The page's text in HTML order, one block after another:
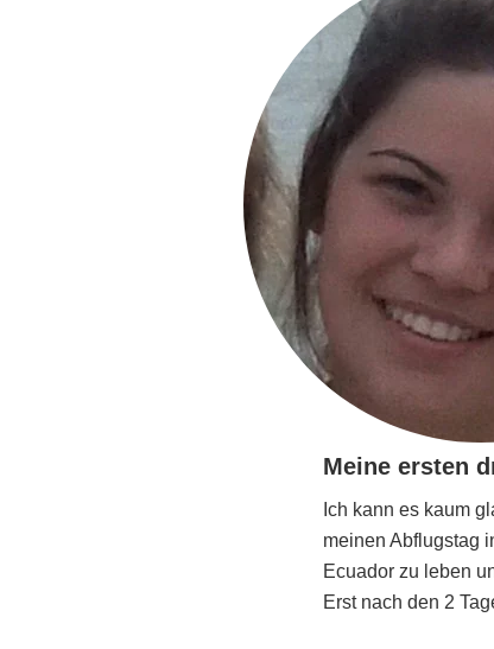
Meine ersten
Ich kann es kaum
meinen Abflugstag
Ecuador zu leben
Erst nach den 2